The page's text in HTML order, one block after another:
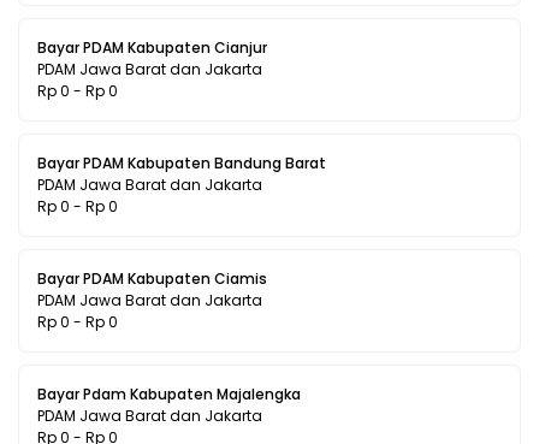
Bayar PDAM Kabupaten Cianjur
PDAM Jawa Barat dan Jakarta
Rp 0 - Rp 0
Bayar PDAM Kabupaten Bandung Barat
PDAM Jawa Barat dan Jakarta
Rp 0 - Rp 0
Bayar PDAM Kabupaten Ciamis
PDAM Jawa Barat dan Jakarta
Rp 0 - Rp 0
Bayar Pdam Kabupaten Majalengka
PDAM Jawa Barat dan Jakarta
Rp 0 - Rp 0